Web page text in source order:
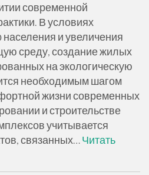
современной
В условиях
населения и увеличения
среду, создание жилых
на экологическую
необходимым шагом
жизни современных
и строительстве
учитывается
связанных…Читать